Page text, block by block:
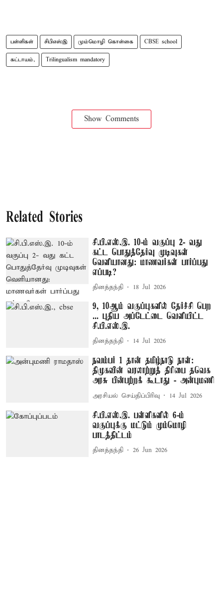
பள்ளிகள் சிபிஎஸ்இ மும்மொழி கொள்கை CBSE school
கட்டாயம், Trilingualism mandatory
Show Comments
Related Stories
சி.பி.எஸ்.இ. 10-ம் வகுப்பு 2- வது
கட்ட பொதுத்தேர்வு முடிவுகள்
வெளியானது: மாணவர்கள் பார்ப்பது
எப்படி?
தினத்தந்தி 18 Jul 2026
9, 10ஆம் வகுப்புகளில் தேர்ச்சி பெற
... புதிய அப்டேட்டை வெளியிட்ட
சி.பி.எஸ்.இ.
தினத்தந்தி 14 Jul 2026
நவம்பர் 1 தான் தமிழ்நாடு நாள்:
திமுகவின் வரலாற்றுத் திரிபை தவெக
அரசு பின்பற்றக் கூடாது - அன்புமணி
அரசியல் செய்திப்பிரிவு 14 Jul 2026
சி.பி.எஸ்.இ. பள்ளிகளில் 6-ம்
வகுப்புக்கு மட்டும் மும்மொழி
பாடத்திட்டம்
தினத்தந்தி 26 Jun 2026